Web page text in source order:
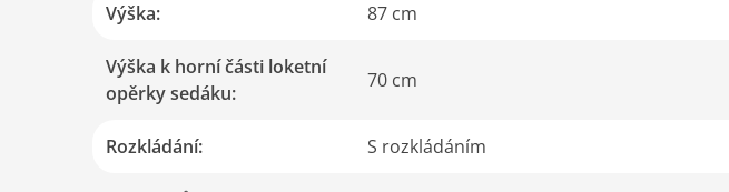
Výška: 87 cm
Výška k horní části loketní
opěrky sedáku:
70 cm
Rozkládání: S rozkládáním